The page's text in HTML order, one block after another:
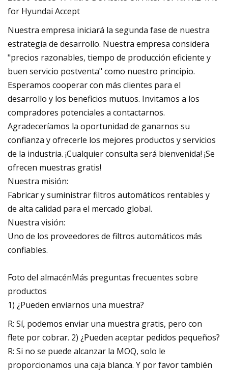
Nuestra empresa iniciará la segunda fase de nuestra
estrategia de desarrollo. Nuestra empresa considera
"precios razonables, tiempo de producción eficiente y
buen servicio postventa" como nuestro principio.
Esperamos cooperar con más clientes para el
desarrollo y los beneficios mutuos. Invitamos a los
compradores potenciales a contactarnos.
Agradeceríamos la oportunidad de ganarnos su
confianza y ofrecerle los mejores productos y servicios
de la industria. ¡Cualquier consulta será bienvenida! ¡Se
ofrecen muestras gratis!
Nuestra misión:
Fabricar y suministrar filtros automáticos rentables y
de alta calidad para el mercado global.
Nuestra visión:
Uno de los proveedores de filtros automáticos más
confiables.
Foto del almacénMás preguntas frecuentes sobre
productos
1) ¿Pueden enviarnos una muestra?
R: Sí, podemos enviar una muestra gratis, pero con
flete por cobrar. 2) ¿Pueden aceptar pedidos pequeños?
R: Si no se puede alcanzar la MOQ, solo le
proporcionamos una caja blanca. Y por favor también